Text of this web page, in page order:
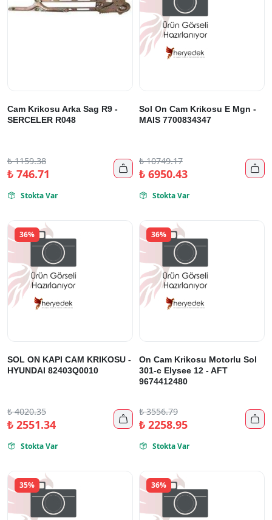
Cam Krikosu Arka Sag R9 -
SERCELER R048
₺1159.38
₺746.71 
 Stokta Var
Sol On Cam Krikosu E Mgn -
MAIS 7700834347
₺10749.17
₺6950.43 
 Stokta Var
36%
SOL ON KAPI CAM KRIKOSU -
HYUNDAI 82403Q0010
₺4020.35
₺2551.34 
 Stokta Var
36%
On Cam Krikosu Motorlu Sol
301-c Elysee 12 - AFT
9674412480
₺3556.79
₺2258.95 
 Stokta Var
35% 36%